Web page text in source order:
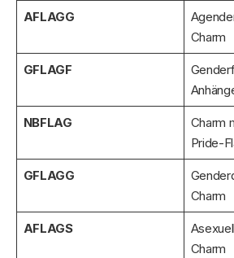
AFLAGG
Charm
GFLAGF
NBFLAG
Charm
Pride-
GFLAGG
Charm
AFLAGS
Charm